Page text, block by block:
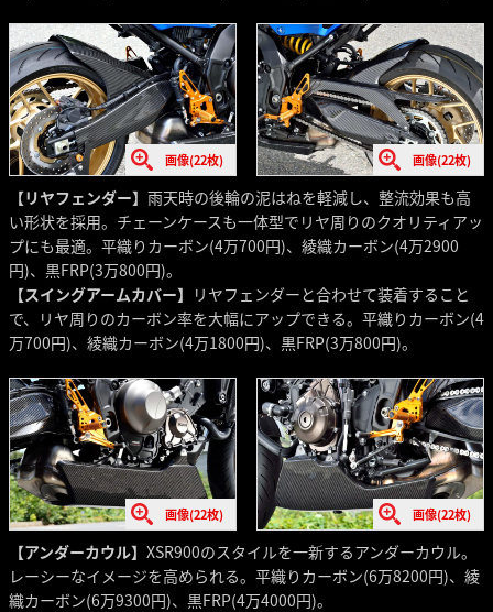
画像(22枚) 画像(22枚)
【リヤフェンダー】 雨天時の後輪の泥はねを軽減し、整流効果も高
い形状を採用。チェーンケースも一体型でリヤ周りのクオリティアッ
プにも最適。平織りカーボン(4万700円)、綾織カーボン(4万2900
円)、黒FRP(3万800円)。
【スイングアームカバー】 リヤフェンダーと合わせて装着すること
で、リヤ周りのカーボン率を大幅にアップできる。平織りカーボン(4
万700円)、綾織カーボン(4万1800円)、黒FRP(3万800円)。
画像(22枚) 画像(22枚)
【アンダーカウル】 XSR900のスタイルを一新するアンダーカウル。
レーシーなイメージを高められる。平織りカーボン(6万8200円)、綾
織カーボン(6万9300円)、黒FRP(4万4000円)。